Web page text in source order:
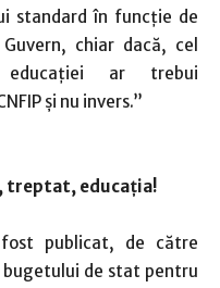
standard în funcție de
chiar dacă, cel
ar trebui
și nu invers.”
treptat, educația!
publicat, de către
de stat pentru